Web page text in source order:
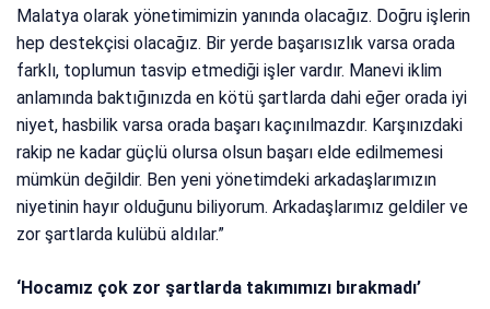
Malatya olarak yönetimimizin yanında olacağız. Doğru işlerin
hep destekçisi olacağız. Bir yerde başarısızlık varsa orada
farklı, toplumun tasvip etmediği işler vardır. Manevi iklim
anlamında baktığınızda en kötü şartlarda dahi eğer orada iyi
niyet, hasbilik varsa orada başarı kaçınılmazdır. Karşınızdaki
rakip ne kadar güçlü olursa olsun başarı elde edilmemesi
mümkün değildir. Ben yeni yönetimdeki arkadaşlarımızın
niyetinin hayır olduğunu biliyorum. Arkadaşlarımız geldiler ve
zor şartlarda kulübü aldılar.”
‘Hocamız çok zor şartlarda takımımızı bırakmadı’